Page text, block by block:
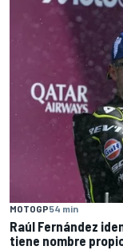
MOTOGP54 min
Raúl Fernández
tiene nombre